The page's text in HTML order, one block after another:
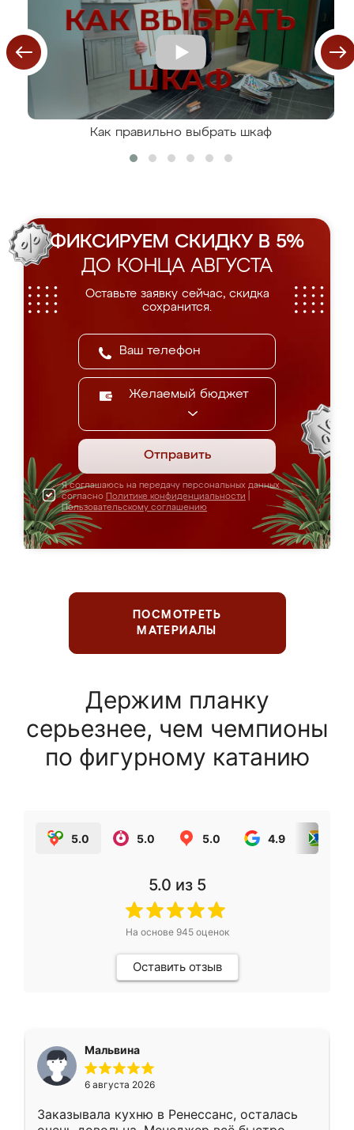
Как правильно выбрать шкаф
ФИКСИРУЕМ СКИДКУ В 5%
ДО КОНЦА АВГУСТА
Оставьте заявку сейчас, скидка
сохранится.
Желаемый бюджет
Отправить
Я соглашаюсь на передачу персональных данных
согласно Политике конфиденциальности
Пользовательскому соглашению
ПОСМОТРЕТЬ
МАТЕРИАЛЫ
Держим планку
серьезнее, чем чемпионы
по фигурному катанию
5.0 5.0 5.0 4.9
5.0 из 5
На основе 945оценок
Оставить отзыв
Мальвина
6 августа 2026
Заказывала кухню в Ренессанс, осталась